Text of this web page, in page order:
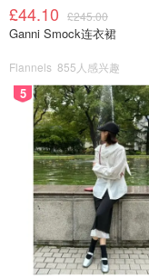
£44.10 £245.00
Ganni Smock连衣裙
Flannels 855人感兴趣
5